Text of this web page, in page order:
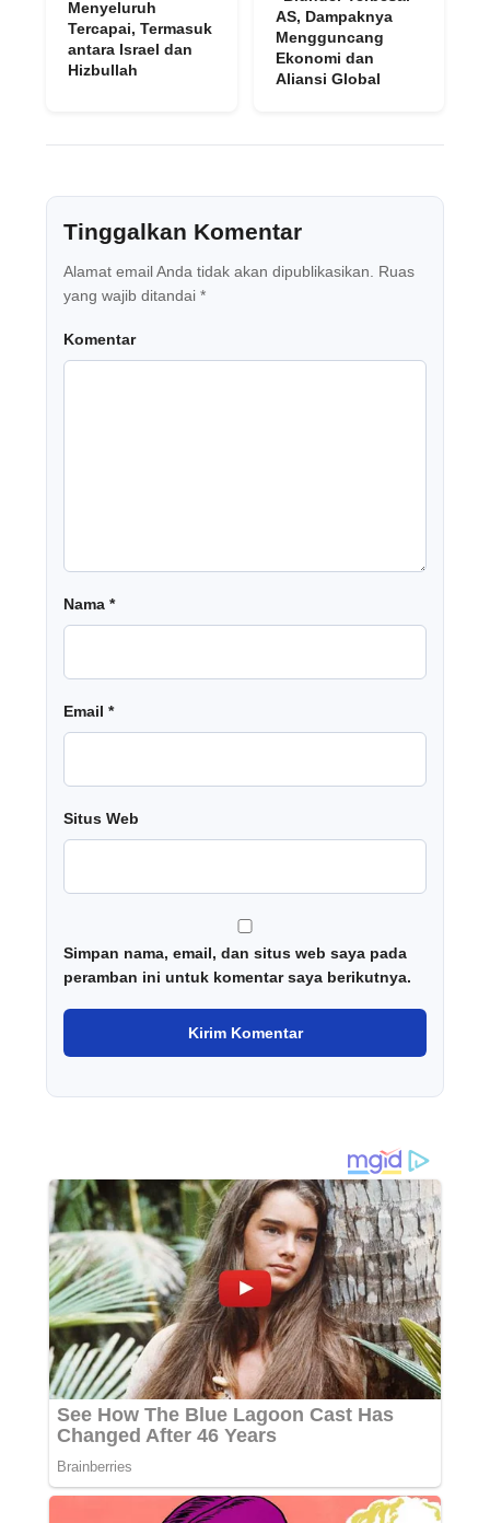
Menyeluruh
Tercapai, Termasuk
antara Israel dan
Hizbullah
AS, Dampaknya
Mengguncang
Ekonomi dan
Aliansi Global
Tinggalkan Komentar
Alamat email Anda tidak akan dipublikasikan. Ruas
yang wajib ditandai *
Komentar
Nama *
Email *
Situs Web
Simpan nama, email, dan situs web saya pada
peramban ini untuk komentar saya berikutnya.